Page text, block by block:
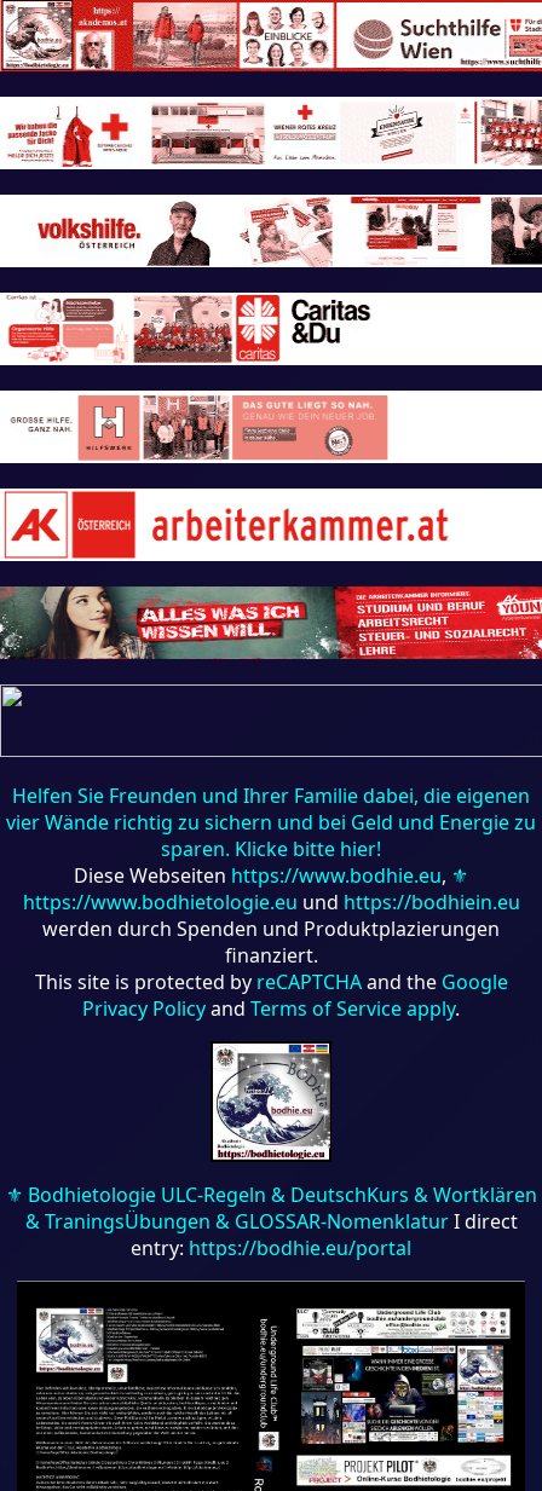
Helfen Sie Freunden und Ihrer Familie dabei, die eigenen
vier Wände richtig zu sichern und bei Geld und Energie zu
sparen. Klicke bitte hier!
Diese Webseiten https://www.bodhie.eu, ⚜
https://www.bodhietologie.eu und https://bodhiein.eu
werden durch Spenden und Produktplazierungen
finanziert.
This site is protected by reCAPTCHAand the Google
Privacy Policyand Terms of Service apply.
⚜ Bodhietologie ULC-Regeln & DeutschKurs & Wortklären
& TraningsÜbungen & GLOSSAR-NomenklaturI direct
entry: https://bodhie.eu/portal